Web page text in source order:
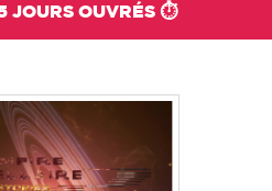
JOURS OUVRÉS ⏱️